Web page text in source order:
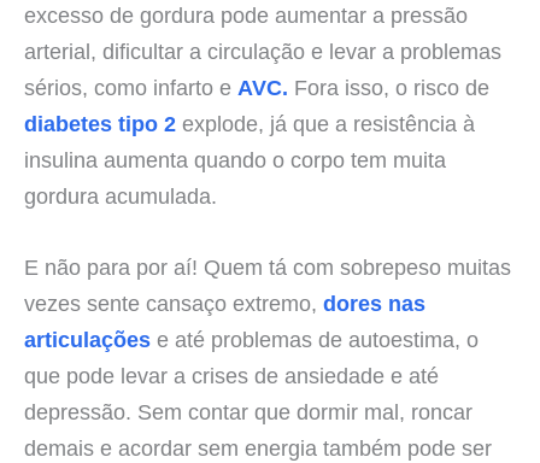
excesso de gordura pode aumentar a pressão
arterial, dificultar a circulação e levar a problemas
sérios, como infarto e AVC. Fora isso, o risco de
diabetes tipo 2 explode, já que a resistência à
insulina aumenta quando o corpo tem muita
gordura acumulada.
E não para por aí! Quem tá com sobrepeso muitas
vezes sente cansaço extremo, dores nas
articulações e até problemas de autoestima, o
que pode levar a crises de ansiedade e até
depressão. Sem contar que dormir mal, roncar
demais e acordar sem energia também pode ser